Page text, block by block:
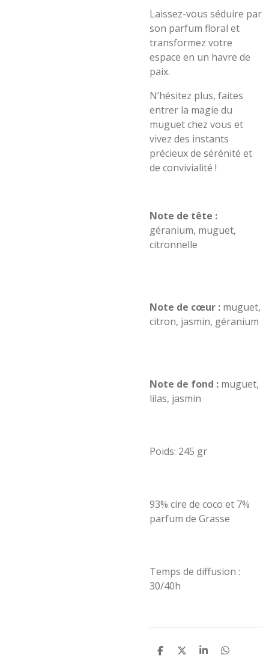
Laissez-vous séduire par
son parfum floral et
transformez votre
espace en un havre de
paix.
N’hésitez plus, faites
entrer la magie du
muguet chez vous et
vivez des instants
précieux de sérénité et
de convivialité !
Note de tête :
géranium, muguet,
citronnelle
Note de cœur : muguet,
citron, jasmin, géranium
Note de fond : muguet,
lilas, jasmin
Poids: 245 gr
93% cire de coco et 7%
parfum de Grasse
Temps de diffusion :
30/40h
P
P
P
P